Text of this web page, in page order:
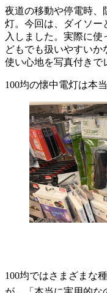
夜道の移動や停電時、
灯。今回は、ダイソ
入しました。実際に
どもでも扱いやすい
使い心地を写真付きで
100均の懐中電灯は本
100均ではさまざまな